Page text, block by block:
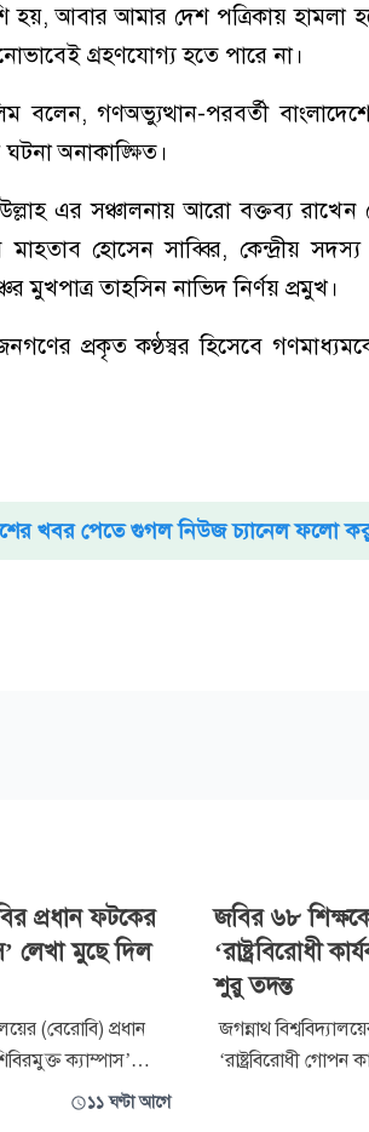
আবার আমার দেশ পত্রিকায় হামলা
গ্রহণযোগ্য হতে পারে না।
বলেন, গণঅভ্যুত্থান-পরবর্তী
অনাকাঙ্ক্ষিত।
এর সঞ্চালনায় আরো বক্তব্য রাখেন
হোসেন সাব্বির, কেন্দ্রীয় সদস্য
মুখপাত্র তাহসিন নাভিদ নির্ণয় প্রমুখ।
প্রকৃত কণ্ঠস্বর হিসেবে
খবর পেতে গুগল নিউজ চ্যানেল ফলো
প্রধান ফটকের
লেখা মুছে দিল
(বেরোবি) প্রধান
ক্যাম্পাস’
নিজ উদ্যোগে মুছে
১১ ঘণ্টা আগে
জবির ৬৮
‘রাষ্ট্রবিরোধী
শুরু তদন্ত
জগন্নাথ
‘রাষ্ট্রবিরোধী গোপন
অভিযোগ তদন্তে